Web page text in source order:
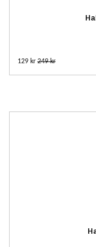
129 kr 249 kr